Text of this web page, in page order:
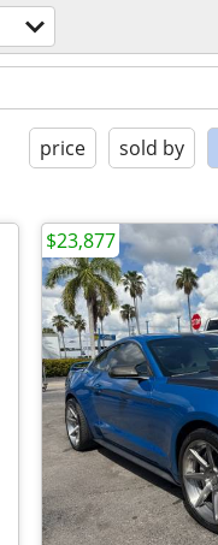
price sold by
$23,877